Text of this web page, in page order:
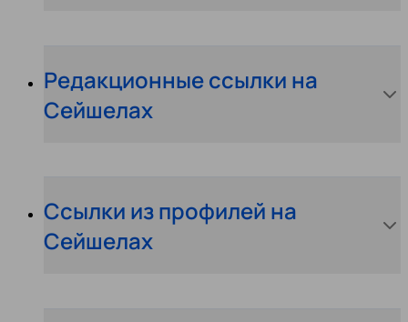
Редакционные ссылки на
Сейшелах
Ссылки из профилей на
Сейшелах